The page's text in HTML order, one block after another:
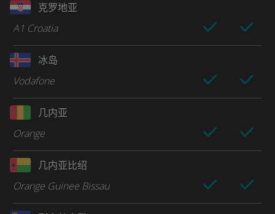
克罗地亚
A1 Croatia
冰岛
Vodafone
几内亚
Orange
几内亚比绍
Orange Guinee Bissau